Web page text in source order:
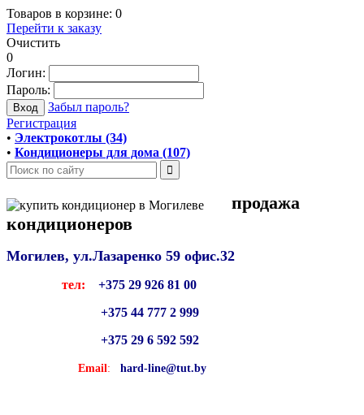
Товаров в корзине: 0
Перейти к заказу
Очистить
0
Логин:
Пароль:
Забыл пароль?
Регистрация
• Электрокотлы (34)
• Кондиционеры для дома (107)
продажа
кондиционеров
Могилев, ул.Лазаренко 59 офис.32
тел: +375 29 926 81 00
+375 44 777 2 999
+375 29 6 592 592
Email: hard-line@tut.by